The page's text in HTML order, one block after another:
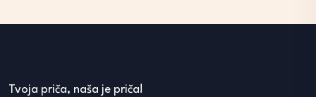
Tvoja priča, naša je priča!